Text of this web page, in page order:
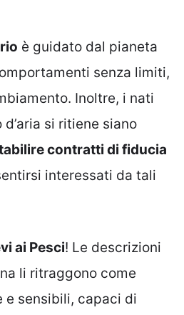
è guidato dal pianeta
senza limiti,
Inoltre, i nati
si ritiene siano
contratti di fiducia
interessati da tali
ai Pesci! Le descrizioni
li ritraggono come
e sensibili, capaci di